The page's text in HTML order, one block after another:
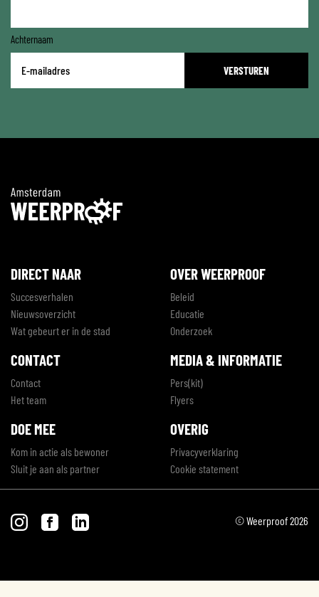
Achternaam
mailadres
DIRECT NAAR
Succesverhalen
Nieuwsoverzicht
Wat gebeurt er in de stad
OVER WEERPROOF
Beleid
Educatie
Onderzoek
CONTACT
Contact
Het team
MEDIA & INFORMATIE
Pers(kit)
Flyers
DOE MEE
Kom in actie als bewoner
Sluit je aan als partner
OVERIG
Privacyverklaring
Cookie statement
© Weerproof 2026